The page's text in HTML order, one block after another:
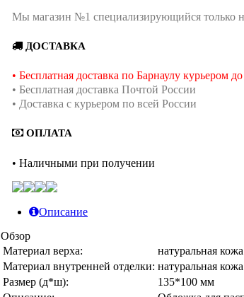
Мы магазин №1 специализирующийся только
ДОСТАВКА
• Бесплатная доставка по Барнаулу курьером
• Бесплатная доставка Почтой России
• Доставка с курьером по всей России
ОПЛАТА
• Наличными при получении
Описание
Обзор
Материал верха:
натуральная кожа
Материал внутренней отделки: натуральная кожа
Размер (д*ш):
135*100 мм